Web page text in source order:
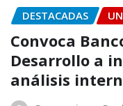
DESTACADAS
Convoca
Desarrollo a
análisis